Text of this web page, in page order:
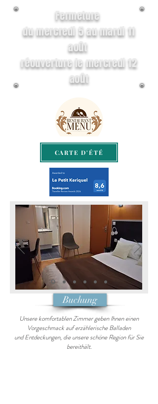
Fermeture
du mercredi 5 au mardi 11
août
réouverture le mercredi 12
août
CARTE D'ÉTÉ
Buchung
Unsere komfortablen Zimmer geben Ihnen einen
Vorgeschmack auf erzählerische Balladen
und Entdeckungen, die unsere schöne Region für Sie
bereithält.